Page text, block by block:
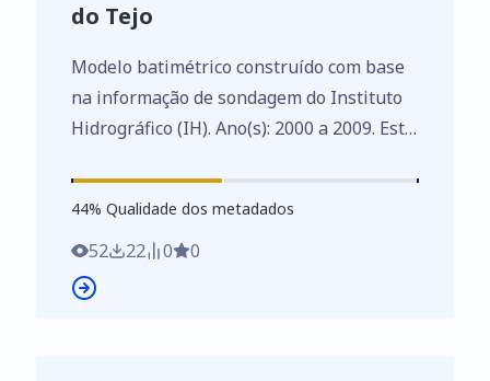
do Tejo
Modelo batimétrico construído com base
na informação de sondagem do Instituto
Hidrográfico (IH). Ano(s): 2000 a 2009. Este
de Dados de Elevado Valor/HVD
identificados de acordo com o
Regulamento de Execução n.º 2023/138 da
Diretiva (UE) 2019/1024, relativa aos
44%
44% Qualidade dos metadados
52 22 0 0